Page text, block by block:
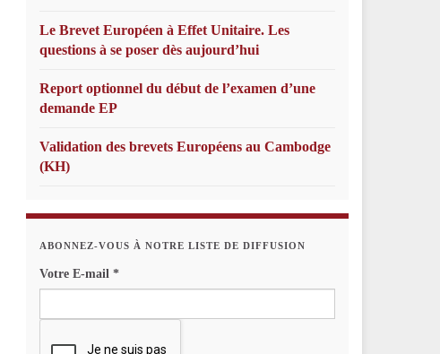
Le Brevet Européen à Effet Unitaire. Les
questions à se poser dès aujourd’hui
Report optionnel du début de l’examen d’une
demande EP
Validation des brevets Européens au Cambodge
(KH)
ABONNEZ-VOUS À NOTRE LISTE DE DIFFUSION
Votre E-mail *